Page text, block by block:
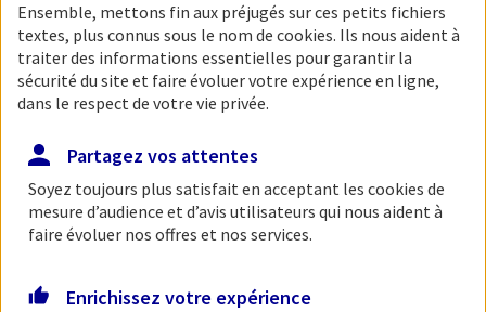
Une erreur est survenue.
charger cette page.
Nous vous invitons à retenter l'expérience ou à
retourner sur notre accueil.
Accueil AXA.fr
Ensemble, mettons fin aux préjugés sur ces petits fichiers
textes, plus connus sous le nom de cookies. Ils nous aident à
traiter des informations essentielles pour garantir la
sécurité du site et faire évoluer votre expérience en ligne,
dans le respect de votre vie privée.
Partagez vos attentes
Soyez toujours plus satisfait en acceptant les cookies de
mesure d’audience et d’avis utilisateurs qui nous aident à
faire évoluer nos offres et nos services.
Enrichissez votre expérience